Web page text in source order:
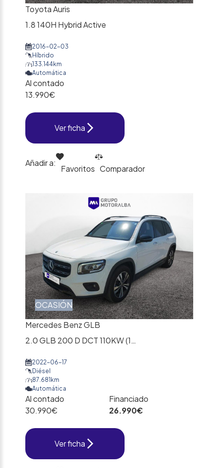
Toyota Auris
1.8 140H Hybrid Active
2016-02-03
Híbrido
133.144km
Automática
Al contado
13.990€
Ver ficha
Añadir a:
Favoritos Comparador
OCASIÓN
Mercedes Benz GLB
2.0 GLB 200 D DCT 110KW (150CV)
2022-06-17
Diésel
87.681km
Automática
Al contado
30.990€
Financiado
26.990€
Ver ficha